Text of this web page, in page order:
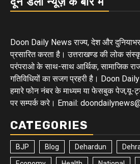
Doon Daily News राज्य, देश और
प्रसारित करता है। उत्तराखण्ड की लोक
परंपराओ के साथ-साथ आर्थिक, सामाजिक
गतिविधियों का सजग प्रहरी है। Doon
हमारे फोन नंबर के माध्यम या फेसबुक पेज,यू-
पर सम्पर्क करे। Email:
CATEGORIES
BJP Blog Dehardun